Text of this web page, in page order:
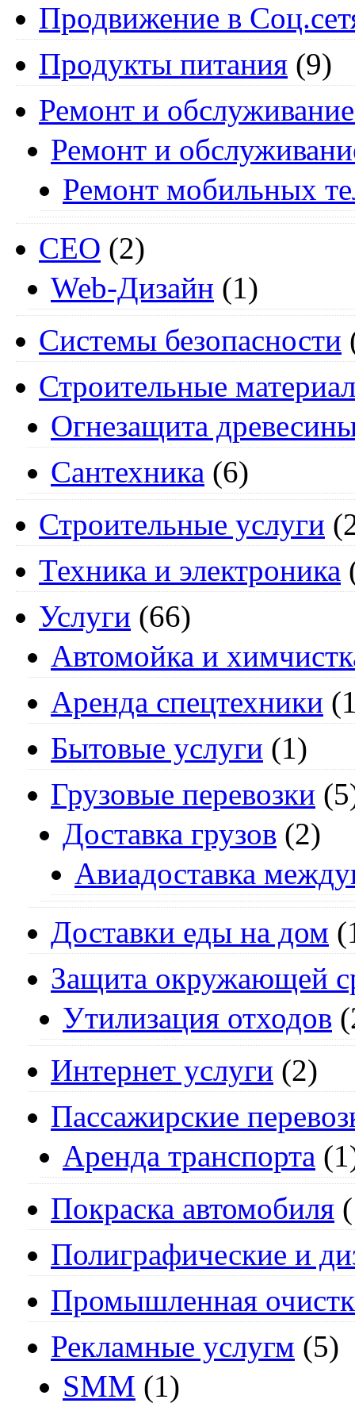
Продвижение в
Продукты питания (9)
Ремонт и
Ремонт и
Ремонт мобильных
СЕО (2)
Web-Дизайн (1)
Системы безопасности
Строительные
Огнезащита
Сантехника (6)
Строительные услуги
Техника и электроника
Услуги (66)
Автомойка и
Аренда спецтехники
Бытовые услуги (1)
Грузовые перевозки
Доставка грузов (2)
Авиадоставка
Доставки еды на дом
Защита окружающей
Утилизация отходов
Интернет услуги (2)
Пассажирские
Аренда транспорта
Покраска автомобиля
Полиграфические и
Промышленная
Рекламные услугм (5)
SMM (1)